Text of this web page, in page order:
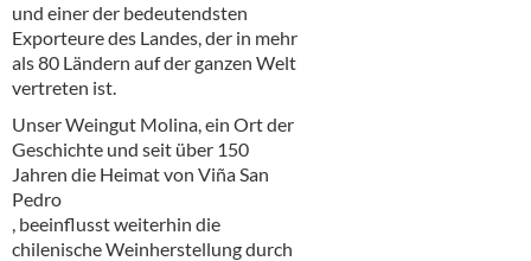
Termine
Bier
Alkoholfreie Getränke
Öle & Küchenartikel
Kaffee
Barzubehör
und einer der bedeutendsten
Exporteure des Landes, der in mehr
als 80 Ländern auf der ganzen Welt
vertreten ist.
Unser Weingut Molina, ein Ort der
Geschichte und seit über 150
Jahren die Heimat von Viña San
Pedro
, beeinflusst weiterhin die
chilenische Weinherstellung durch